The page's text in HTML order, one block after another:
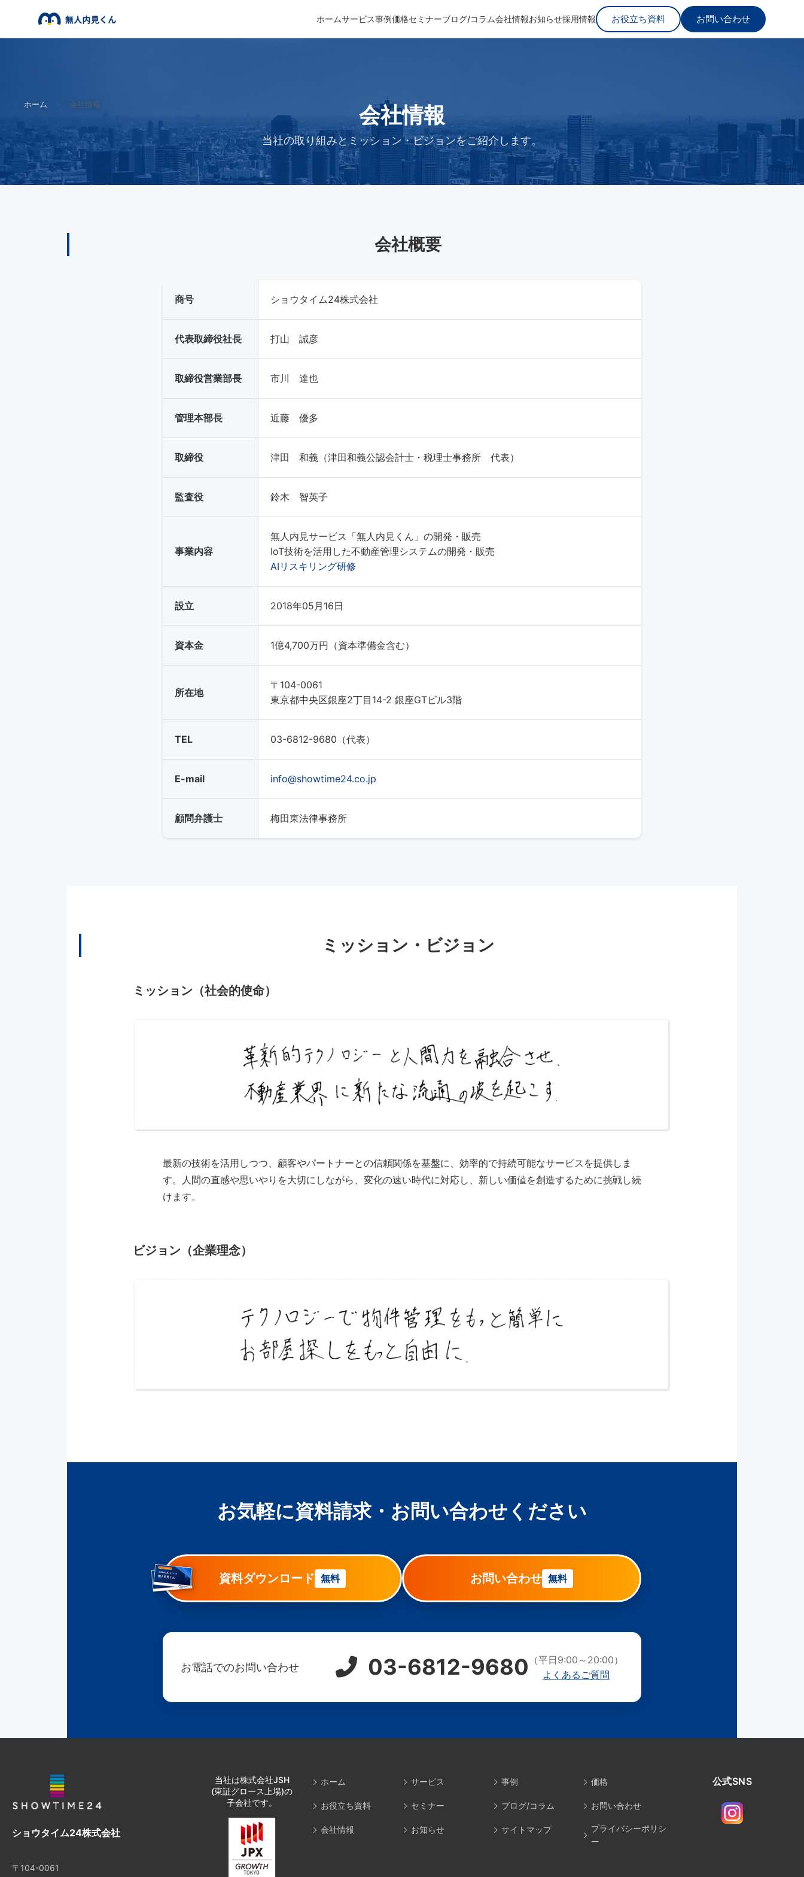
ホームサービス事例価格セミナーブログ/コラム会社情報お知らせ採用情報 お役立ち資料 お問い合わせ
ホーム ＞ 会社情報 会社情報
当社の取り組みとミッション・ビジョンをご紹介します。
会社概要
商号 ショウタイム24株式会社
代表取締役社長 打山 誠彦
取締役営業部長 市川 達也
管理本部長 近藤 優多
取締役 津田 和義（津田和義公認会計士・税理士事務所 代表）
監査役 鈴木 智英子
事業内容
無人内見サービス「無人内見くん」の開発・販売
IoT技術を活用した不動産管理システムの開発・販売
AIリスキリング研修
設立 2018年05月16日
資本金 1億4,700万円（資本準備金含む）
所在地
〒104-0061
東京都中央区銀座2丁目14-2 銀座GTビル3階
TEL 03-6812-9680（代表）
E-mail info@showtime24.co.jp
顧問弁護士 梅田東法律事務所
ミッション・ビジョン
ミッション（社会的使命）
最新の技術を活用しつつ、顧客やパートナーとの信頼関係を基盤に、効率的で持続可能なサービスを提供しま
す。人間の直感や思いやりを大切にしながら、変化の速い時代に対応し、新しい価値を創造するために挑戦し続
けます。
ビジョン（企業理念）
お気軽に資料請求・お問い合わせください
資料ダウンロード 無料 お問い合わせ 無料
お電話でのお問い合わせ 03-6812-9680 （平日9:00～20:00）
よくあるご質問
ショウタイム24株式会社
〒104-0061
当社は株式会社JSH
(東証グロース上場)の
子会社です。
ホーム
お役立ち資料
会社情報
サービス
セミナー
お知らせ
事例
ブログ/コラム
サイトマップ
価格
お問い合わせ
プライバシーポリシ
ー
公式SNS